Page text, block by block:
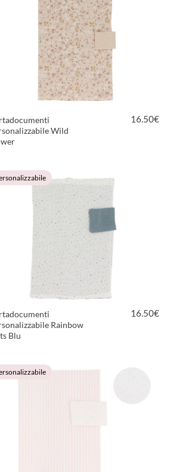
Wild
16.50€
Rainbow
Blu
16.50€